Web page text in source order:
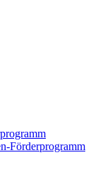
Förderprogramm